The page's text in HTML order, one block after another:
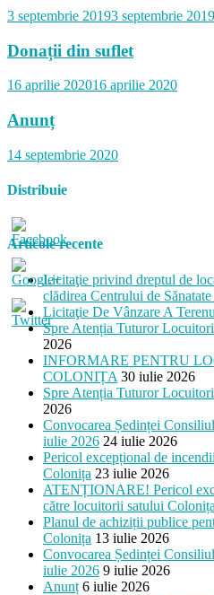
3 septembrie 20193 septembrie 2019
Donații din suflet
16 aprilie 202016 aprilie 2020
Anunț
14 septembrie 2020
Distribuie
articole/i-
Articole recente
Licitaţie privind dreptul de
clădirea Centrului de
Licitaţie De Vânzare A
Spre Atenția Tuturor
2026
INFORMARE PENTRU
COLONIȚA 30 iulie 2026
Spre Atenția Tuturor
2026
Convocarea Ședinței
iulie 2026 24 iulie 2026
Pericol excepțional de
Colonița 23 iulie 2026
ATENȚIONARE! Pericol
către locuitorii satului Colonița
Planul de achiziții publice
Colonița 13 iulie 2026
Convocarea Ședinței
iulie 2026 9 iulie 2026
Anunț 6 iulie 2026